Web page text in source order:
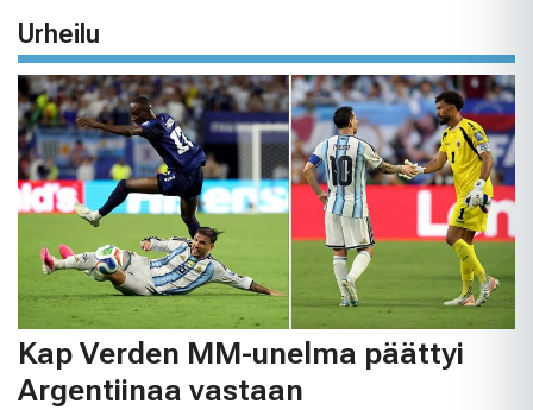
Urheilu
Kap Verden MM-unelma päättyi
Argentiinaa vastaan